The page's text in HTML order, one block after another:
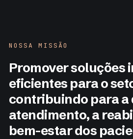
NOSSA MISSÃO
Promover soluções
eficientes para o
contribuindo para a
atendimento, a
bem-estar dos